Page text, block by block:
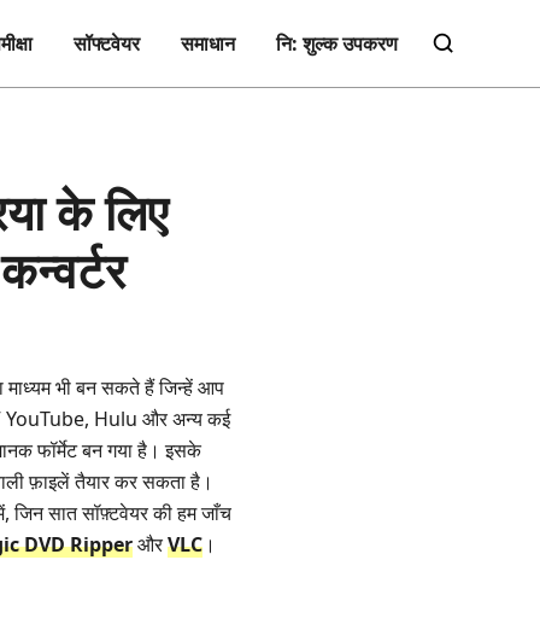
सॉफ्टवेयर समाधान नि: शुल्क उपकरण
के लिए
माध्यम भी बन सकते हैं जिन्हें आप
YouTube, Hulu और अन्य कई
फॉर्मेट बन गया है। इसके
फ़ाइलें तैयार कर सकता है।
जिन सात सॉफ़्टवेयर की हम जाँच
DVD RipperऔरVLC ।